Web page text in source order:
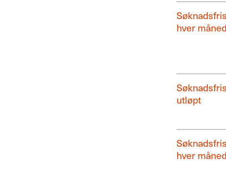
hver måned
utløpt
hver